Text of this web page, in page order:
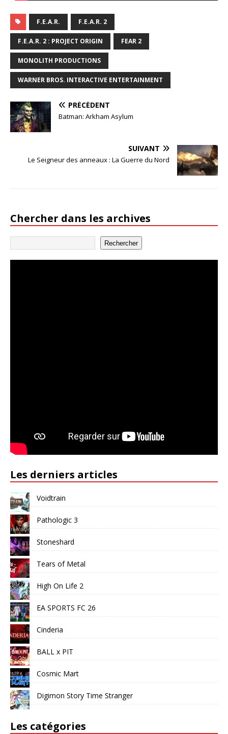
F.E.A.R. F.E.A.R. 2
F.E.A.R. 2 : PROJECT ORIGIN FEAR 2
MONOLITH PRODUCTIONS
WARNER BROS. INTERACTIVE ENTERTAINMENT
PRÉCÉDENT
Batman: Arkham Asylum
SUIVANT
Le Seigneur des anneaux : La Guerre du Nord
Chercher dans les archives
Rechercher
Les derniers articles
Voidtrain
Pathologic 3
Stoneshard
Tears of Metal
High On Life 2
EA SPORTS FC 26
Cinderia
BALL x PIT
Cosmic Mart
Digimon Story Time Stranger
Les catégories